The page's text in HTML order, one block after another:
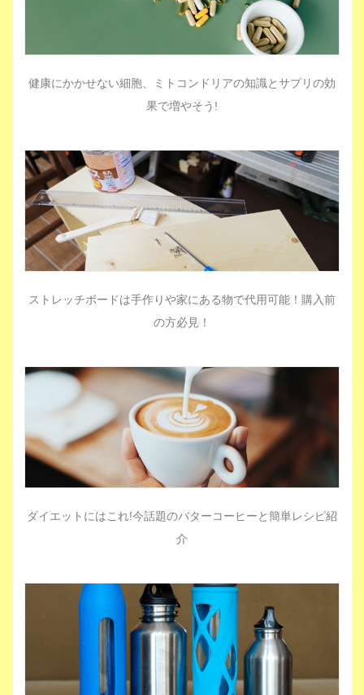
健康にかかせない細胞、ミトコンドリアの知識とサプリの効
果で増やそう!
ストレッチボードは手作りや家にある物で代用可能！購入前
の方必見！
ダイエットにはこれ!今話題のバターコーヒーと簡単レシピ紹
介